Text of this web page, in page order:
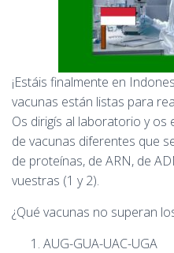
¡Estáis finalmente en
vacunas están listas para
Os dirigís al laboratorio y
de vacunas diferentes que
de proteínas, de ARN, de
vuestras (1 y 2).
¿Qué vacunas no superan
AUG-GUA-UAC-UGA